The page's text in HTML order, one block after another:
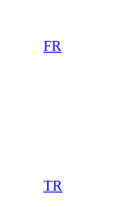
FR
TR